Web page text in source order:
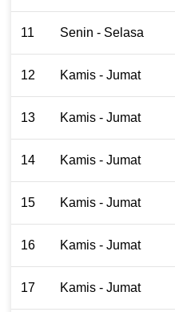
11 Senin - Selasa
12 Kamis - Jumat
13 Kamis - Jumat
14 Kamis - Jumat
15 Kamis - Jumat
16 Kamis - Jumat
17 Kamis - Jumat